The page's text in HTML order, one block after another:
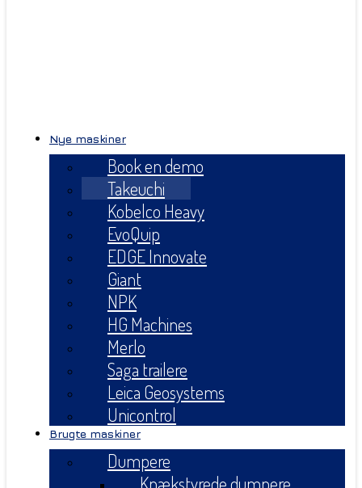
Nye maskiner
Book en demo
Takeuchi
Kobelco Heavy
EvoQuip
EDGE Innovate
Giant
NPK
HG Machines
Merlo
Saga trailere
Leica Geosystems
Unicontrol
Brugte maskiner
Dumpere
Knækstyrede dumpere